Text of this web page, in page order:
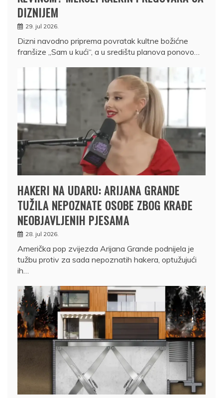
DIZNIJEM
29. jul 2026.
Dizni navodno priprema povratak kultne božićne
franšize „Sam u kući“, a u središtu planova ponovo…
HAKERI NA UDARU: ARIJANA GRANDE
TUŽILA NEPOZNATE OSOBE ZBOG KRAĐE
NEOBJAVLJENIH PJESAMA
28. jul 2026.
Američka pop zvijezda Arijana Grande podnijela je
tužbu protiv za sada nepoznatih hakera, optužujući
ih…